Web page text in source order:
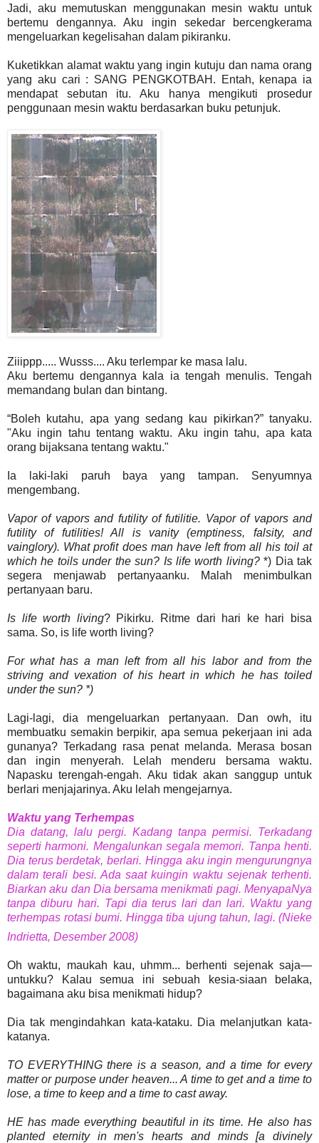
Jadi, aku memutuskan menggunakan mesin waktu untuk
bertemu dengannya. Aku ingin sekedar bercengkerama
mengeluarkan kegelisahan dalam pikiranku.
Kuketikkan alamat waktu yang ingin kutuju dan nama orang
yang aku cari : SANG PENGKOTBAH. Entah, kenapa ia
mendapat sebutan itu. Aku hanya mengikuti prosedur
penggunaan mesin waktu berdasarkan buku petunjuk.
Ziiippp..... Wusss.... Aku terlempar ke masa lalu.
Aku bertemu dengannya kala ia tengah menulis. Tengah
memandang bulan dan bintang.
“Boleh kutahu, apa yang sedang kau pikirkan?” tanyaku.
"Aku ingin tahu tentang waktu. Aku ingin tahu, apa kata
orang bijaksana tentang waktu."
Ia laki-laki paruh baya yang tampan. Senyumnya
mengembang.
Vapor of vapors and futility of futilitie. Vapor of vapors and
futility of futilities! All is vanity (emptiness, falsity, and
vainglory). What profit does man have left from all his toil at
which he toils under the sun? Is life worth living?*) Dia tak
segera menjawab pertanyaanku. Malah menimbulkan
pertanyaan baru.
Is life worth living? Pikirku. Ritme dari hari ke hari bisa
sama. So, is life worth living?
For what has a man left from all his labor and from the
striving and vexation of his heart in which he has toiled
under the sun? *)
Lagi-lagi, dia mengeluarkan pertanyaan. Dan owh, itu
membuatku semakin berpikir, apa semua pekerjaan ini ada
gunanya? Terkadang rasa penat melanda. Merasa bosan
dan ingin menyerah. Lelah menderu bersama waktu.
Napasku terengah-engah. Aku tidak akan sanggup untuk
berlari menjajarinya. Aku lelah mengejarnya.
Waktu yang Terhempas
Dia datang, lalu pergi. Kadang tanpa permisi. Terkadang
seperti harmoni. Mengalunkan segala memori. Tanpa henti.
Dia terus berdetak, berlari. Hingga aku ingin mengurungnya
dalam terali besi. Ada saat kuingin waktu sejenak terhenti.
Biarkan aku dan Dia bersama menikmati pagi. MenyapaNya
tanpa diburu hari. Tapi dia terus lari dan lari. Waktu yang
terhempas rotasi bumi. Hingga tiba ujung tahun, lagi. (Nieke
Indrietta, Desember 2008)
Oh waktu, maukah kau, uhmm... berhenti sejenak saja—
untukku? Kalau semua ini sebuah kesia-siaan belaka,
bagaimana aku bisa menikmati hidup?
Dia tak mengindahkan kata-kataku. Dia melanjutkan kata-
katanya.
TO EVERYTHING there is a season, and a time for every
matter or purpose under heaven... A time to get and a time to
lose, a time to keep and a time to cast away.
HE has made everything beautiful in its time. He also has
planted eternity in men's hearts and minds [a divinely